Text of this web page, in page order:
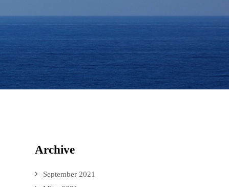
Archive
September 2021